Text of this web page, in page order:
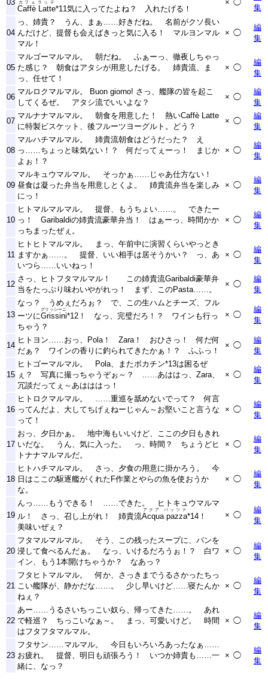
03
Caffè Latte
カフェラッテ
*11気に入ってたよね？ 入れたげる！
× ◯
集
04
っ、姉貴？ うん、まぁ……好きだね。 名前がクソ長い
んだけど、提督も会えばきっと気に入る！ マルヨンマル
マル！
× ◯
編
集
05
マルゴーマルマル。 朝だね。 ふぁーっ、徹夜しちゃっ
た感じ？ 朝食はアタシが用意したげる。 姉貴流、ま
っ、任せて！
× ◯
編
集
06
マルロクマルマル。 Buon giorno! さっ、艦隊の皆を起こ
してくるぜ。 アタシ流でいいよな？
× ◯
編
集
07
マルナナマルマル。 朝食を用意した！ 熱いCaffè Latte
に特製ビスケット、後フルーツヨーグルト。どう？
× ◯
編
集
08
マルハチマルマル。 姉貴流朝食はどうだった？ え
っ……ちょっと味気ない！？ 何だってぇーっ！ まじか
よぉ！？
× ◯
編
集
09
マルキュウマルマル。 そっかぁ……じゃあ仕方ない！
昼食は凝った弁当を用意しとくよ。 姉貴流弁当を楽しみ
にっ！
× ◯
編
集
10
ヒトマルマルマル。 提督、もうちょい……。 できたー
っ！ Garibaldiの姉貴流豪華弁当！ はぁーっ、時間かか
っちまったぜぇ。
× ◯
編
集
11
ヒトヒトマルマル。 まっ、午前中に演習くらいやっとき
ますかぁ……。 提督、いい相手は居そうかい？ っ、あ
いつら……いいねっ！
× ◯
編
集
12
さっ、ヒトフタマルマル！ この姉貴流Garibaldi豪華弁
当をたっぷり味わいやがれっ！ まず、このPasta……。
× ◯
編
集
13
なっ？ うめぇだろぉ？ で、この生ハムとチーズ、フル
ーツにGrissini
グリッシーニ
*12 ！ なっ、完璧だろ！？ ワインも行っ
ちゃう？
× ◯
編
集
14
ヒトヨン……おっ、Pola！ Zara！ おひさっ！ 何だ何
だぁ？ ワインの香りに釣られてきたかぁ！？ ふふっ！
× ◯
編
集
15
ヒトゴーマルマル。 Pola、またボカチン*13は困るぜ
ぇ？ 写真に撮っちゃうぞぉ～？ ……あははっ、Zara、
冗談だってぇ～あはははっ！
× ◯
編
集
16
ヒトロクマルマル。 ……重巡を舐めないでって？ 何言
ってんだよ、大してちげぇねーじゃん～お堅いこと言うな
って！
× ◯
編
集
17
おっ、夕日かぁ。 地中海もいいけど、ここの夕日もきれ
いだな。 うん、気に入った。 っ、時間？ ちょうどヒ
トナナマルマルだ。
× ◯
編
集
18
ヒトハチマルマル。 さっ、夕食の用意に掛かろう。 今
日はここの駆逐艦がくれたF作業とやらの魚を使おうか
な。
× ◯
編
集
19
んっ……もうできる！ ……できた。 ヒトキュウマルマ
ル！ さっ、召し上がれ！ 姉貴流Acqua pazza
アクア パッツァ
*14 ！
美味いぜぇ？
× ◯
編
集
20
フタマルマルマル。 そう、この残ったスープに、パンを
浸して食べるんだぁ。 なっ、いけるだろうぉ！？ 白ワ
イン、もう1本開けちゃうか？ なあっ？
× ◯
編
集
21
フタヒトマルマル。 何か、さっきまでうるさかったちっ
こい艦隊が、静かだな……。 少し早いけど……寝たんか
ねぇ？
× ◯
編
集
22
あー……うるさいちっこい奴ら、帰ってきた……。 あれ
で軽巡？ ちっこいなぁ～。 まっ、可愛いけど。 時間
はフタフタマルマル。
× ◯
編
集
23
フタサン……マルマル。 今日もいろいろあったなぁ……
お疲れ。 提督、明日も頑張ろう！ いつか姉貴も……一
緒に、なっ？
× ◯
編
集